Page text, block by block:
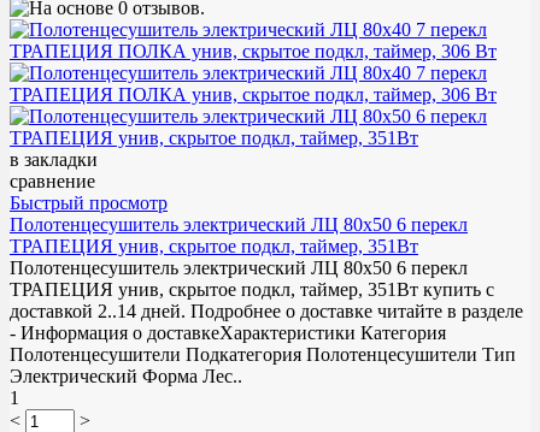
в закладки
сравнение
Быстрый просмотр
Полотенцесушитель электрический ЛЦ 80х50 6 перекл
ТРАПЕЦИЯ унив, скрытое подкл, таймер, 351Вт
Полотенцесушитель электрический ЛЦ 80х50 6 перекл
ТРАПЕЦИЯ унив, скрытое подкл, таймер, 351Вт купить с
доставкой 2..14 дней. Подробнее о доставке читайте в разделе
- Информация о доставкеХарактеристики Категория
Полотенцесушители Подкатегория Полотенцесушители Тип
Электрический Форма Лес..
1
<
>